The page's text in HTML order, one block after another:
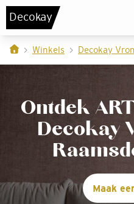
Decokay
Winkels Decokay
Ontdek
Decokay
Maak